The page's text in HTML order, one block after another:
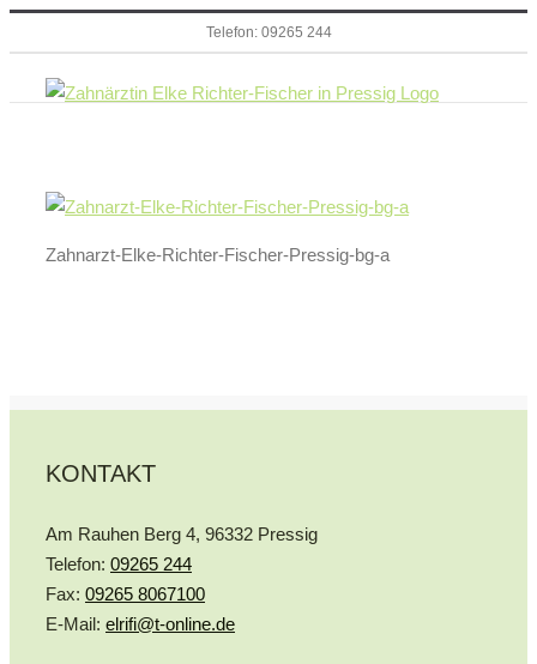
Inhalt
springen
Telefon: 09265 244
Zahnarzt-Elke-Richter-Fischer-Pressig-bg-a
KONTAKT
Am Rauhen Berg 4, 96332 Pressig
Telefon: 09265 244
Fax: 09265 8067100
E-Mail: elrifi@t-online.de